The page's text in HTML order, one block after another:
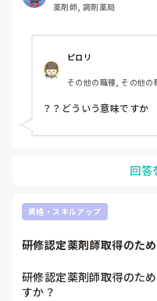
薬剤師, 調剤薬局
ピロリ
その他の職種, その他の
？？どういう意味ですか
回答
資格・スキルアップ
研修認定薬剤師取得のた
研修認定薬剤師取得のた
すか？